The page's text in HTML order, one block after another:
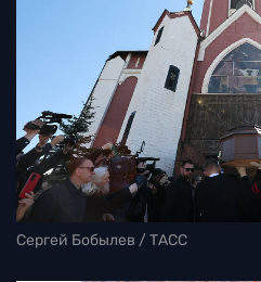
Сергей Бобылев / ТАСС